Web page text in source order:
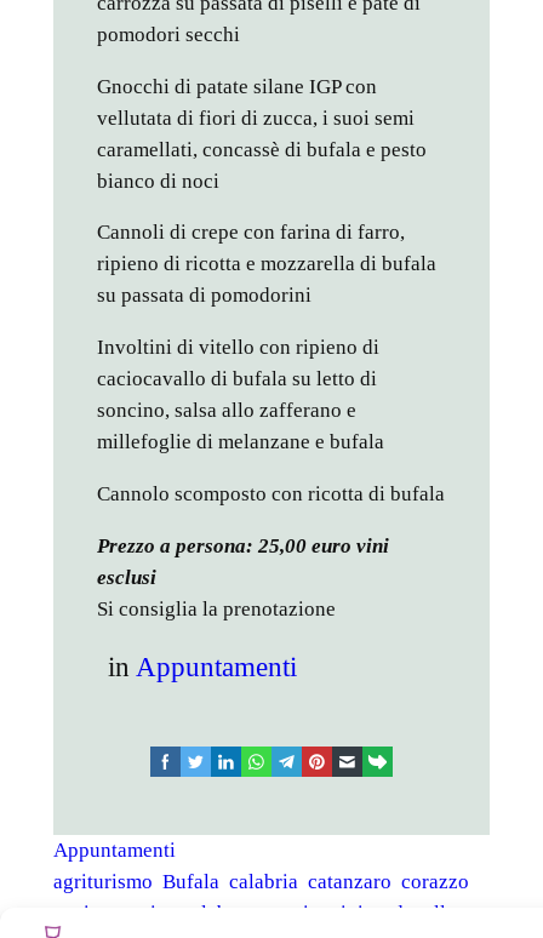
pomodori secchi
Gnocchi di patate silane IGP con
vellutata di fiori di zucca, i suoi semi
caramellati, concassè di bufala e pesto
bianco di noci
Cannoli di crepe con farina di farro,
ripieno di ricotta e mozzarella di bufala
su passata di pomodorini
Involtini di vitello con ripieno di
caciocavallo di bufala su letto di
soncino, salsa allo zafferano e
millefoglie di melanzane e bufala
Cannolo scomposto con ricotta di bufala
Prezzo a persona: 25,00 euro vini
esclusi
Si consiglia la prenotazione
in Appuntamenti
facebooktwitterlinkedinwhatsapptelegram
pinterest email link
Appuntamenti
agriturismo Bufala calabria catanzaro corazzo
cucina
cucina calabrese cucina tipica
decollatura